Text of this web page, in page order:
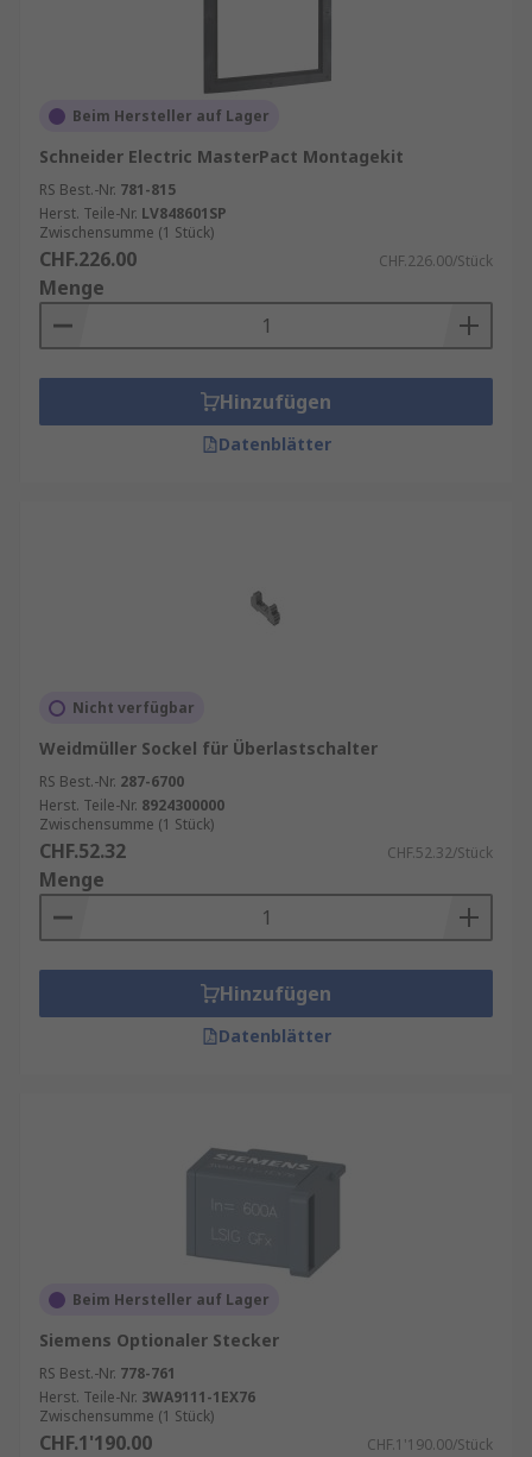
Beim Hersteller auf Lager
Schneider Electric MasterPact Montagekit
RS Best.-Nr. 781-815
Herst. Teile-Nr. LV848601SP
Zwischensumme (1 Stück)
CHF.226.00 CHF.226.00/Stück
Menge
Hinzufügen
Datenblätter
Nicht verfügbar
Weidmüller Sockel für Überlastschalter
RS Best.-Nr. 287-6700
Herst. Teile-Nr. 8924300000
Zwischensumme (1 Stück)
CHF.52.32 CHF.52.32/Stück
Menge
Hinzufügen
Datenblätter
Beim Hersteller auf Lager
Siemens Optionaler Stecker
RS Best.-Nr. 778-761
Herst. Teile-Nr. 3WA9111-1EX76
Zwischensumme (1 Stück)
CHF.1'190.00 CHF.1'190.00/Stück